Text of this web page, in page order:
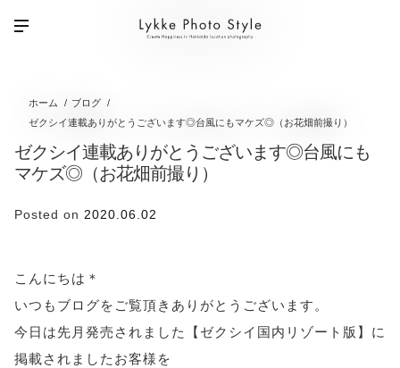
ホーム
ブログ
ゼクシイ連載ありがとうございます◎台風にもマケズ◎（お花畑前撮り）
ゼクシイ連載ありがとうございます◎台風にも
マケズ◎（お花畑前撮り）
Posted on 2020.06.02
こんにちは＊
いつもブログをご覧頂きありがとうございます。
今日は先月発売されました【ゼクシイ国内リゾート版】に
掲載されましたお客様を